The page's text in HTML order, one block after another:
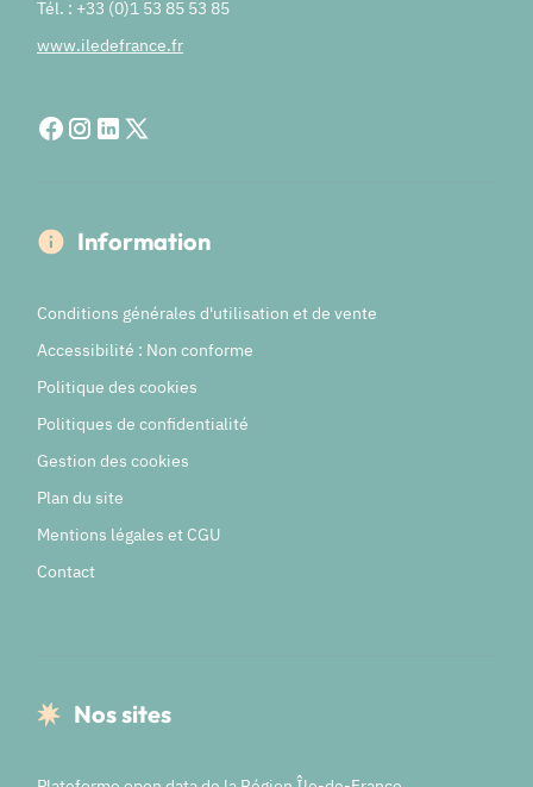
Tél. : +33 (0)1 53 85 53 85
www.iledefrance.fr
Information
Conditions générales d'utilisation et de vente
Accessibilité : Non conforme
Politique des cookies
Politiques de confidentialité
Gestion des cookies
Plan du site
Mentions légales et CGU
Contact
Nos sites